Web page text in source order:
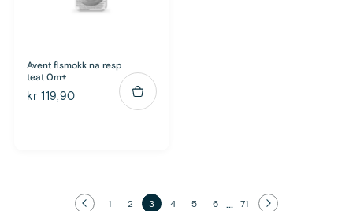
Avent flsmokk na resp
teat 0m+
kr 119,90
1 2 3 4 5 6 ... 71